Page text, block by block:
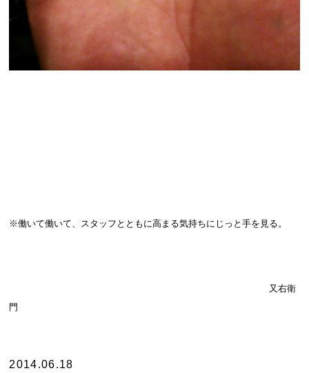
※働いて働いて、スタッフとともに高まる気持ちにじっと手を見る。
又右衛
門
2014.06.18